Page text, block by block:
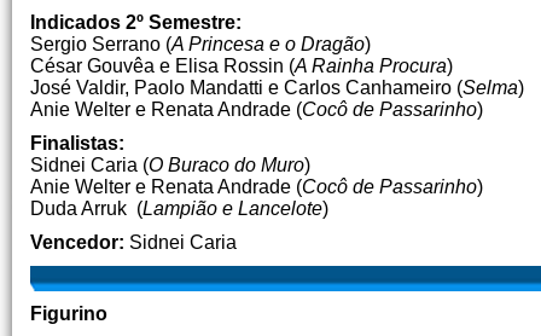
Indicados 2º Semestre:
Sergio Serrano (A Princesa e o Dragão)
César Gouvêa e Elisa Rossin (A Rainha Procura)
José Valdir, Paolo Mandatti e Carlos Canhameiro (Selma)
Anie Welter e Renata Andrade (Cocô de Passarinho)
Finalistas:
Sidnei Caria (O Buraco do Muro)
Anie Welter e Renata Andrade (Cocô de Passarinho)
Duda Arruk (Lampião e Lancelote)
Vencedor: Sidnei Caria
Figurino